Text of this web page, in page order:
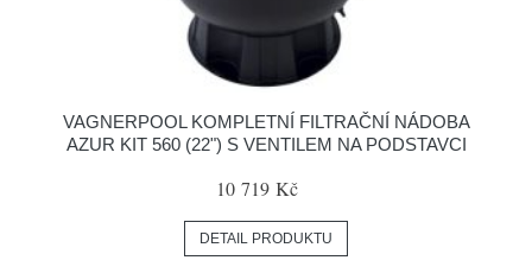
VAGNERPOOL KOMPLETNÍ FILTRAČNÍ NÁDOBA
AZUR KIT 560 (22") S VENTILEM NA PODSTAVCI
10 719 Kč
DETAIL PRODUKTU